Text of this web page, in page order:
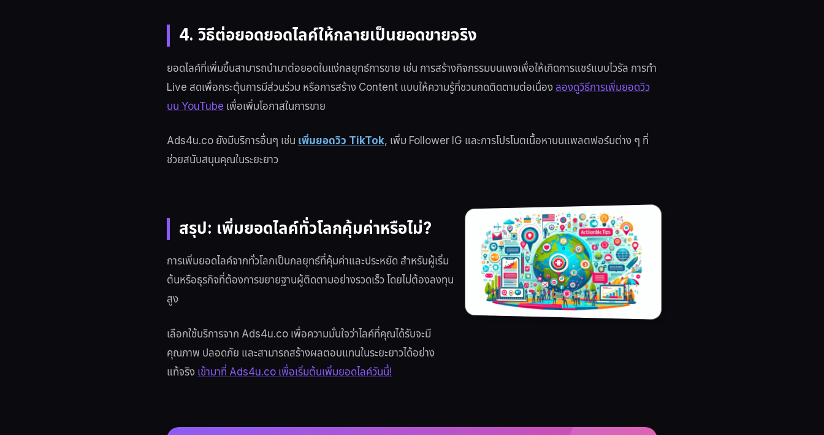
4. วิธีต่อยอดยอดไลค์ให้กลายเป็นยอดขายจริง
ยอดไลค์ที่เพิ่มขึ้นสามารถนำมาต่อยอดในแง่กลยุทธ์การขาย เช่น การสร้างกิจกรรมบนเพจเพื่อให้เกิดการแชร์แบบไวรัล การทำ
Live สดเพื่อกระตุ้นการมีส่วนร่วม หรือการสร้าง Content แบบให้ความรู้ที่ชวนกดติดตามต่อเนื่องลองดูวิธีการเพิ่มยอดวิว
บน YouTubeเพื่อเพิ่มโอกาสในการขาย
Ads4u.co ยังมีบริการอื่นๆ เช่นเพิ่มยอดวิว TikTok, เพิ่ม Follower IG และการโปรโมตเนื้อหาบนแพลตฟอร์มต่าง ๆ ที่
ช่วยสนับสนุนคุณในระยะยาว
สรุป: เพิ่มยอดไลค์ทั่วโลกคุ้มค่าหรือไม่?
การเพิ่มยอดไลค์จากทั่วโลกเป็นกลยุทธ์ที่คุ้มค่าและประหยัด สำหรับผู้เริ่ม
ต้นหรือธุรกิจที่ต้องการขยายฐานผู้ติดตามอย่างรวดเร็ว โดยไม่ต้องลงทุน
สูง
เลือกใช้บริการจาก Ads4u.co เพื่อความมั่นใจว่าไลค์ที่คุณได้รับจะมี
คุณภาพ ปลอดภัย และสามารถสร้างผลตอบแทนในระยะยาวได้อย่าง
แท้จริงเข้ามาที่ Ads4u.co เพื่อเริ่มต้นเพิ่มยอดไลค์วันนี้!